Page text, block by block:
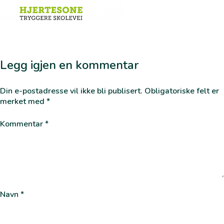
Legg igjen en kommentar
Din e-postadresse vil ikke bli publisert. Obligatoriske felt er
merket med *
Kommentar*
Navn *